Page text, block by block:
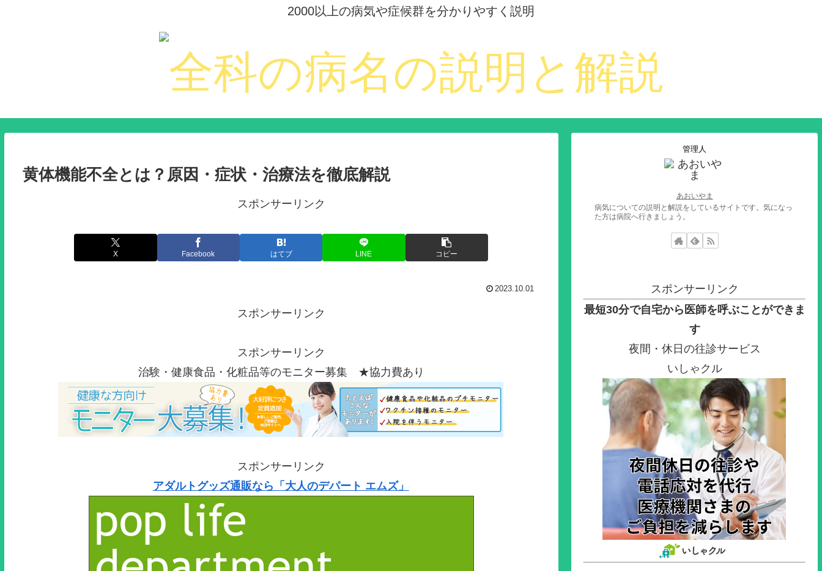
2000以上の病気や症候群を分かりやすく説明
黄体機能不全とは？原因・症状・治療法を徹底解説
スポンサーリンク
X Facebook はてブ LINE コピー
2023.10.01
スポンサーリンク
スポンサーリンク
治験・健康食品・化粧品等のモニター募集 ★協力費あり
スポンサーリンク
アダルトグッズ通販なら「大人のデパート エムズ」
管理人
あおいやま
病気についての説明と解説をしているサイトです。気になっ
た方は病院へ行きましょう。
スポンサーリンク
最短30分で自宅から医師を呼ぶことができま
す
夜間・休日の往診サービス
いしゃクル